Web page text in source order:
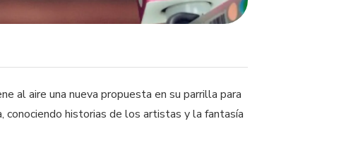
al aire una nueva propuesta en su parrilla para
conociendo historias de los artistas y la fantasía